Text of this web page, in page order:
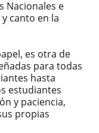
Nacionales e
canto en la
es otra de
para todas
hasta
estudiantes
y paciencia,
propias